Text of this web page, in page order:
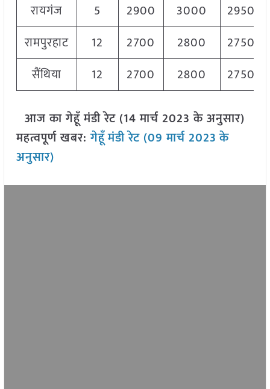
रायगंज
5 2900 3000
2950
रामपुरहाट
12 2700 2800
2750
सैंथिया
12 2700 2800 2750
आज का गेहूँ मंडी रेट (14 मार्च 2023 के अनुसार)
महत्वपूर्ण खबर:गेहूँमंडी रेट (09 मार्च 2023के
अनुसार)